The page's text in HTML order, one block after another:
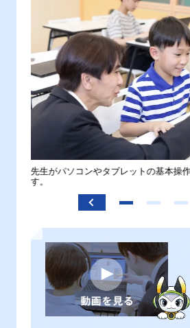
先生がパソコンやタブレットの基本操
す。